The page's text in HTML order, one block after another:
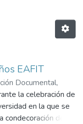
EAFIT
Documental,
la celebración de
en la que se
de